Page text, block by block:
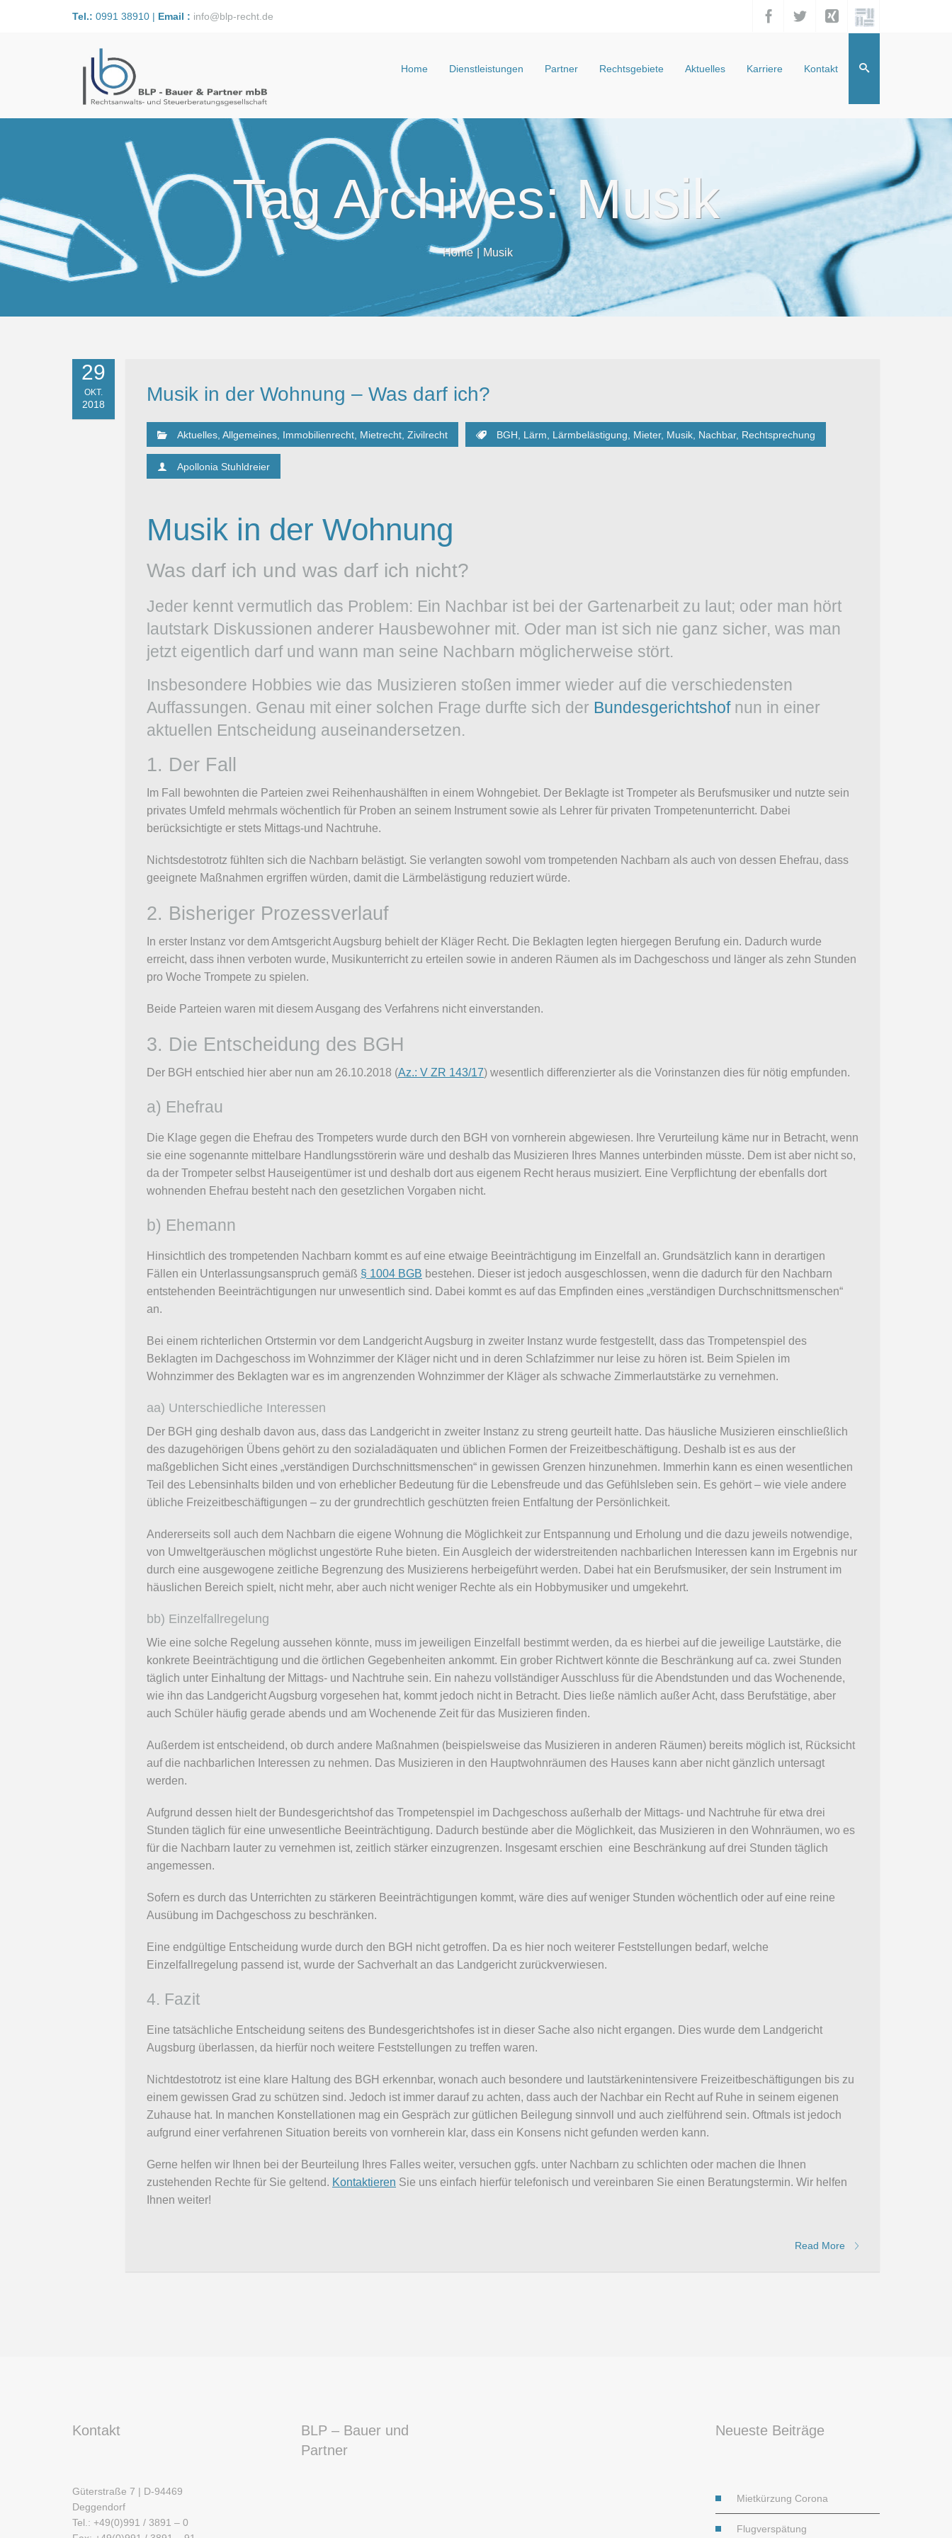
Tel.: 0991 38910 | Email : info@blp-recht.de
Home Dienstleistungen Partner Rechtsgebiete Aktuelles Karriere Kontakt
Tag Archives: Musik
Home | Musik
29
OKT.
2018 Musik in der Wohnung – Was darf ich?
Aktuelles Allgemeines Immobilienrecht Mietrecht Zivilrecht BGH Lärm Lärmbelästigung Mieter, Musik Nachbar, Rechtsprechung
Apollonia Stuhldreier
Musik in der Wohnung
Was darf ich und was darf ich nicht?
Jeder kennt vermutlich das Problem: Ein Nachbar ist bei der Gartenarbeit zu laut; oder man hört
lautstark Diskussionen anderer Hausbewohner mit. Oder man ist sich nie ganz sicher, was man
jetzt eigentlich darf und wann man seine Nachbarn möglicherweise stört.
Insbesondere Hobbies wie das Musizieren stoßen immer wieder auf die verschiedensten
Auffassungen. Genau mit einer solchen Frage durfte sich der Bundesgerichtshofnun in einer
aktuellen Entscheidung auseinandersetzen.
1. Der Fall
Im Fall bewohnten die Parteien zwei Reihenhaushälften in einem Wohngebiet. Der Beklagte ist Trompeter als Berufsmusiker und nutzte sein
privates Umfeld mehrmals wöchentlich für Proben an seinem Instrument sowie als Lehrer für privaten Trompetenunterricht. Dabei
berücksichtigte er stets Mittags-und Nachtruhe.
Nichtsdestotrotz fühlten sich die Nachbarn belästigt. Sie verlangten sowohl vom trompetenden Nachbarn als auch von dessen Ehefrau, dass
geeignete Maßnahmen ergriffen würden, damit die Lärmbelästigung reduziert würde.
2. Bisheriger Prozessverlauf
In erster Instanz vor dem Amtsgericht Augsburg behielt der Kläger Recht. Die Beklagten legten hiergegen Berufung ein. Dadurch wurde
erreicht, dass ihnen verboten wurde, Musikunterricht zu erteilen sowie in anderen Räumen als im Dachgeschoss und länger als zehn Stunden
pro Woche Trompete zu spielen.
Beide Parteien waren mit diesem Ausgang des Verfahrens nicht einverstanden.
3. Die Entscheidung des BGH
Der BGH entschied hier aber nun am 26.10.2018 (Az.: V ZR 143/17) wesentlich differenzierter als die Vorinstanzen dies für nötig empfunden.
a) Ehefrau
Die Klage gegen die Ehefrau des Trompeters wurde durch den BGH von vornherein abgewiesen. Ihre Verurteilung käme nur in Betracht, wenn
sie eine sogenannte mittelbare Handlungsstörerin wäre und deshalb das Musizieren Ihres Mannes unterbinden müsste. Dem ist aber nicht so,
da der Trompeter selbst Hauseigentümer ist und deshalb dort aus eigenem Recht heraus musiziert. Eine Verpflichtung der ebenfalls dort
wohnenden Ehefrau besteht nach den gesetzlichen Vorgaben nicht.
b) Ehemann
Hinsichtlich des trompetenden Nachbarn kommt es auf eine etwaige Beeinträchtigung im Einzelfall an. Grundsätzlich kann in derartigen
Fällen ein Unterlassungsanspruch gemäß § 1004 BGB bestehen. Dieser ist jedoch ausgeschlossen, wenn die dadurch für den Nachbarn
entstehenden Beeinträchtigungen nur unwesentlich sind. Dabei kommt es auf das Empfinden eines „verständigen Durchschnittsmenschen“
an.
Bei einem richterlichen Ortstermin vor dem Landgericht Augsburg in zweiter Instanz wurde festgestellt, dass das Trompetenspiel des
Beklagten im Dachgeschoss im Wohnzimmer der Kläger nicht und in deren Schlafzimmer nur leise zu hören ist. Beim Spielen im
Wohnzimmer des Beklagten war es im angrenzenden Wohnzimmer der Kläger als schwache Zimmerlautstärke zu vernehmen.
aa) Unterschiedliche Interessen
Der BGH ging deshalb davon aus, dass das Landgericht in zweiter Instanz zu streng geurteilt hatte. Das häusliche Musizieren einschließlich
des dazugehörigen Übens gehört zu den sozialadäquaten und üblichen Formen der Freizeitbeschäftigung. Deshalb ist es aus der
maßgeblichen Sicht eines „verständigen Durchschnittsmenschen“ in gewissen Grenzen hinzunehmen. Immerhin kann es einen wesentlichen
Teil des Lebensinhalts bilden und von erheblicher Bedeutung für die Lebensfreude und das Gefühlsleben sein. Es gehört – wie viele andere
übliche Freizeitbeschäftigungen – zu der grundrechtlich geschützten freien Entfaltung der Persönlichkeit.
Andererseits soll auch dem Nachbarn die eigene Wohnung die Möglichkeit zur Entspannung und Erholung und die dazu jeweils notwendige,
von Umweltgeräuschen möglichst ungestörte Ruhe bieten. Ein Ausgleich der widerstreitenden nachbarlichen Interessen kann im Ergebnis nur
durch eine ausgewogene zeitliche Begrenzung des Musizierens herbeigeführt werden. Dabei hat ein Berufsmusiker, der sein Instrument im
häuslichen Bereich spielt, nicht mehr, aber auch nicht weniger Rechte als ein Hobbymusiker und umgekehrt.
bb) Einzelfallregelung
Wie eine solche Regelung aussehen könnte, muss im jeweiligen Einzelfall bestimmt werden, da es hierbei auf die jeweilige Lautstärke, die
konkrete Beeinträchtigung und die örtlichen Gegebenheiten ankommt. Ein grober Richtwert könnte die Beschränkung auf ca. zwei Stunden
täglich unter Einhaltung der Mittags- und Nachtruhe sein. Ein nahezu vollständiger Ausschluss für die Abendstunden und das Wochenende,
wie ihn das Landgericht Augsburg vorgesehen hat, kommt jedoch nicht in Betracht. Dies ließe nämlich außer Acht, dass Berufstätige, aber
auch Schüler häufig gerade abends und am Wochenende Zeit für das Musizieren finden.
Außerdem ist entscheidend, ob durch andere Maßnahmen (beispielsweise das Musizieren in anderen Räumen) bereits möglich ist, Rücksicht
auf die nachbarlichen Interessen zu nehmen. Das Musizieren in den Hauptwohnräumen des Hauses kann aber nicht gänzlich untersagt
werden.
Aufgrund dessen hielt der Bundesgerichtshof das Trompetenspiel im Dachgeschoss außerhalb der Mittags- und Nachtruhe für etwa drei
Stunden täglich für eine unwesentliche Beeinträchtigung. Dadurch bestünde aber die Möglichkeit, das Musizieren in den Wohnräumen, wo es
für die Nachbarn lauter zu vernehmen ist, zeitlich stärker einzugrenzen. Insgesamt erschien eine Beschränkung auf drei Stunden täglich
angemessen.
Sofern es durch das Unterrichten zu stärkeren Beeinträchtigungen kommt, wäre dies auf weniger Stunden wöchentlich oder auf eine reine
Ausübung im Dachgeschoss zu beschränken.
Eine endgültige Entscheidung wurde durch den BGH nicht getroffen. Da es hier noch weiterer Feststellungen bedarf, welche
Einzelfallregelung passend ist, wurde der Sachverhalt an das Landgericht zurückverwiesen.
4. Fazit
Eine tatsächliche Entscheidung seitens des Bundesgerichtshofes ist in dieser Sache also nicht ergangen. Dies wurde dem Landgericht
Augsburg überlassen, da hierfür noch weitere Feststellungen zu treffen waren.
Nichtdestotrotz ist eine klare Haltung des BGH erkennbar, wonach auch besondere und lautstärkenintensivere Freizeitbeschäftigungen bis zu
einem gewissen Grad zu schützen sind. Jedoch ist immer darauf zu achten, dass auch der Nachbar ein Recht auf Ruhe in seinem eigenen
Zuhause hat. In manchen Konstellationen mag ein Gespräch zur gütlichen Beilegung sinnvoll und auch zielführend sein. Oftmals ist jedoch
aufgrund einer verfahrenen Situation bereits von vornherein klar, dass ein Konsens nicht gefunden werden kann.
Gerne helfen wir Ihnen bei der Beurteilung Ihres Falles weiter, versuchen ggfs. unter Nachbarn zu schlichten oder machen die Ihnen
zustehenden Rechte für Sie geltend. Kontaktieren Sie uns einfach hierfür telefonisch und vereinbaren Sie einen Beratungstermin. Wir helfen
Ihnen weiter!
Read More
Kontakt
Güterstraße 7 | D-94469
Deggendorf
Tel.: +49(0)991 / 3891 – 0
BLP – Bauer und
Partner
Neueste Beiträge
Mietkürzung Corona
Flugverspätung